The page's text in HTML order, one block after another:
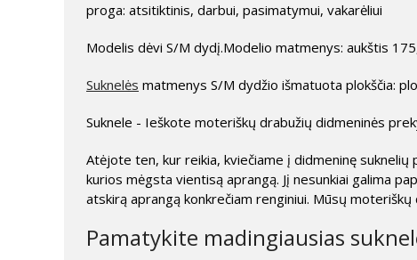
proga: atsitiktinis, darbui, pasimatymui, vakarėliui
Modelis dėvi S/M dydį.Modelio matmenys: aukštis
Suknelės matmenys S/M dydžio išmatuota plokščia:
Suknele - Ieškote moteriškų drabužių didmeninės
Atėjote ten, kur reikia, kviečiame į didmeninę
kurios mėgsta vientisą aprangą. Jį nesunkiai galima
atskirą aprangą konkrečiam renginiui. Mūsų
Pamatykite madingiausias